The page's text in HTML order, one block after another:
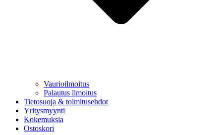
Vaurioilmoitus
Palautus ilmoitus
Tietosuoja & toimitusehdot
Yritysmyynti
Kokemuksia
Ostoskori